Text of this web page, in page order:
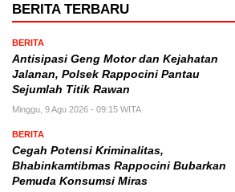
BERITA TERBARU
BERITA
Antisipasi Geng Motor dan Kejahatan
Jalanan, Polsek Rappocini Pantau
Sejumlah Titik Rawan
Minggu, 9 Agu 2026 - 09:15 WITA
BERITA
Cegah Potensi Kriminalitas,
Bhabinkamtibmas Rappocini Bubarkan
Pemuda Konsumsi Miras